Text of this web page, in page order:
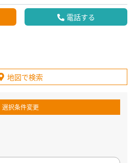
電話する
地図で検索
選択条件変更